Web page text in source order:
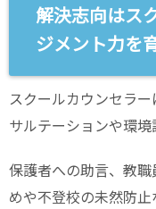
解決志向はス
ジメント力を
スクールカウンセラ
サルテーションや環境
保護者への助言、教
めや不登校の未然防